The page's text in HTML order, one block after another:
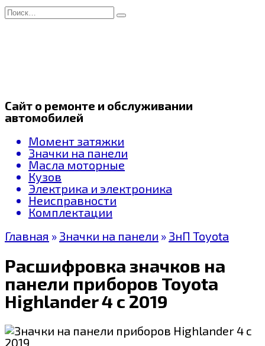
Перейти
к
Search
for:
Сайт о ремонте и обслуживании
автомобилей
Момент затяжки
Значки на панели
Масла моторные
Кузов
Электрика и электроника
Неисправности
Комплектации
Главная » Значки на панели » ЗнП Toyota
Расшифровка значков на
панели приборов Toyota
Highlander 4 c 2019